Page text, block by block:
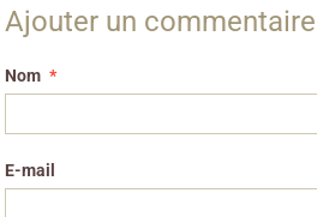
Ajouter un commentaire
Nom
E-mail